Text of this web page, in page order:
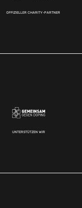
OFFIZIELLER CHARITY-PARTNER
UNTERSTÜTZEN WIR